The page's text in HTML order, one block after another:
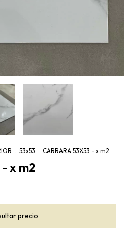
. 53x53 . CARRARA 53X53 - x m2
x m2